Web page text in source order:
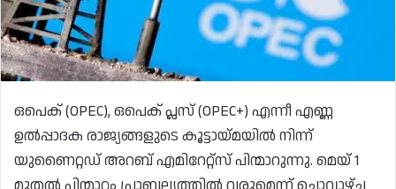
ഒപെക് (OPEC), ഒപെക് പ്ലസ് (OPEC+) എന്നീ എണ്ണ
ഉൽപ്പാദക രാജ്യങ്ങളുടെ കൂട്ടായ്മയിൽ നിന്ന്
യുണൈറ്റഡ് അറബ് എമിറേറ്റ്സ് പിന്മാറുന്നു. മെയ് 1